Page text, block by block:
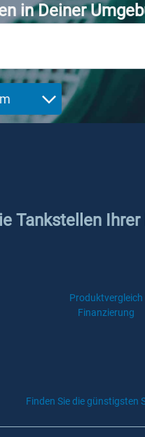
in Deiner
Tankstellen
Produktvergleich
Finanzierung
Finden Sie die günstigsten